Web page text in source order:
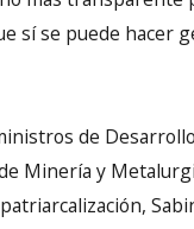
sí se puede hacer
de
Minería y